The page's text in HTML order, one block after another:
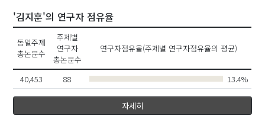
이재신
'김지훈'의 연구자 점유율
동일주제
총논문수
주제별
연구자
총논문수
연구자점유율(주제별 연구자점유율의 평균)
40,453 88 13.4%
자세히